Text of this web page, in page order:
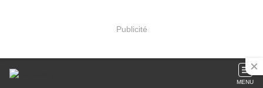
Publicité
MENU